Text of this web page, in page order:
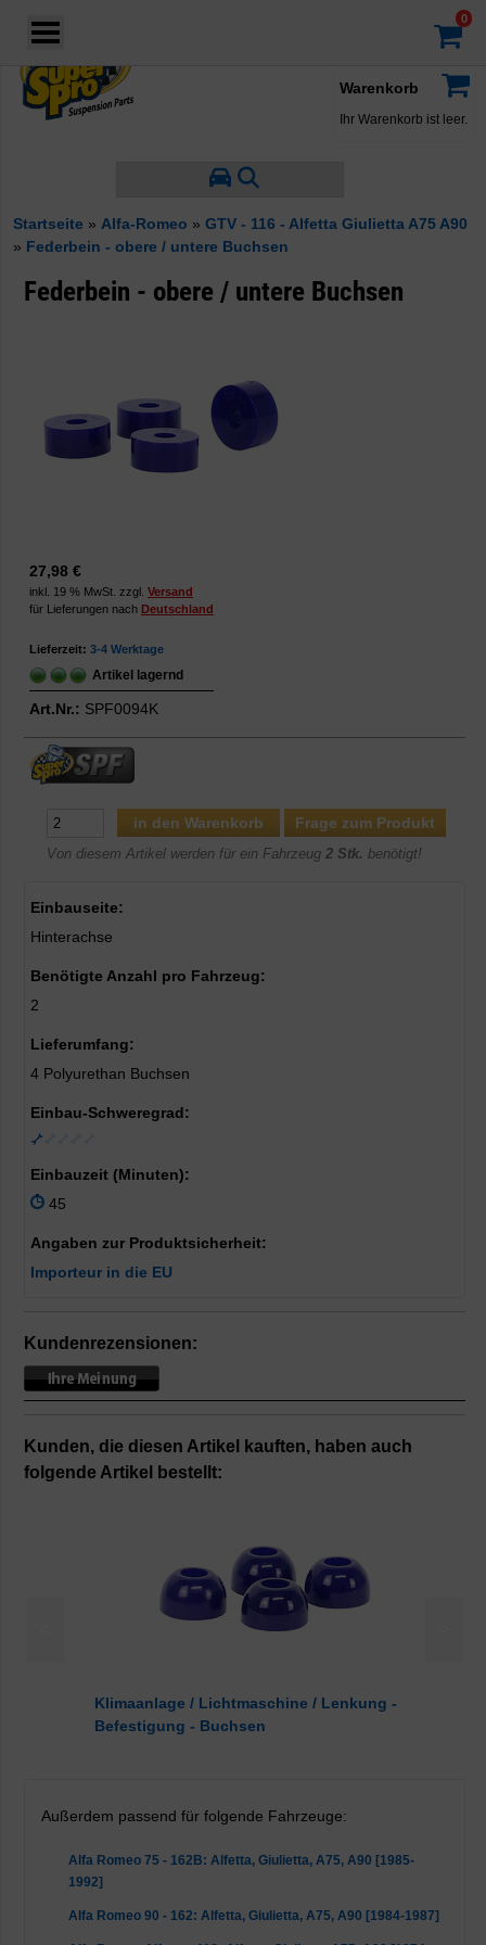
Warenkorb
Ihr Warenkorb ist leer.
Startseite » Alfa-Romeo » GTV - 116 - Alfetta Giulietta A75 A90
» Federbein - obere / untere Buchsen
Federbein - obere / untere Buchsen
27,98 €
inkl. 19 % MwSt. zzgl. Versand
für Lieferungen nach Deutschland
Lieferzeit: 3-4 Werktage
Artikel lagernd
Art.Nr.: SPF0094K
Frage zum Produkt
Von diesem Artikel werden für ein Fahrzeug 2 Stk. benötigt!
Einbauseite:
Hinterachse
Benötigte Anzahl pro Fahrzeug:
2
Lieferumfang:
4 Polyurethan Buchsen
Einbau-Schweregrad:
Einbauzeit (Minuten):
45
Angaben zur Produktsicherheit:
Importeur in die EU
Kundenrezensionen:
Kunden, die diesen Artikel kauften, haben auch
folgende Artikel bestellt:
Klimaanlage / Lichtmaschine / Lenkung -
Befestigung - Buchsen
Außerdem passend für folgende Fahrzeuge:
Alfa Romeo 75 - 162B: Alfetta, Giulietta, A75, A90 [1985-
1992]
Alfa Romeo 90 - 162: Alfetta, Giulietta, A75, A90 [1984-1987]